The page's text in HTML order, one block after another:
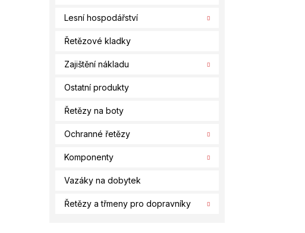
Lesní hospodářství
Řetězové kladky
Zajištění nákladu
Ostatní produkty
Řetězy na boty
Ochranné řetězy
Komponenty
Vazáky na dobytek
Řetězy a třmeny pro dopravníky